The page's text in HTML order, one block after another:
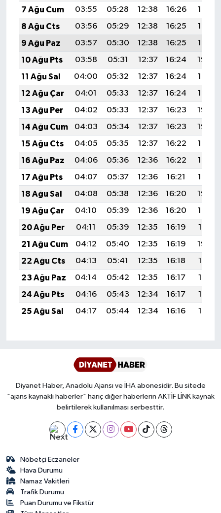
7 Ağu Cum
03:55 05:28 12:38 16:26
19:37
8 Ağu Cts
03:56 05:29 12:38 16:25
19:36
9 Ağu Paz
03:57 05:30 12:38 16:25
19:35
10 Ağu Pts
03:58 05:31 12:37 16:24
19:34
11 Ağu Sal
04:00 05:32 12:37 16:24
19:33
12 Ağu Çar
04:01 05:33 12:37 16:24
19:32
13 Ağu Per
04:02 05:33 12:37 16:23
19:30
14 Ağu Cum
04:03 05:34 12:37 16:23
19:29
15 Ağu Cts
04:05 05:35 12:37 16:22
19:28
16 Ağu Paz
04:06 05:36 12:36 16:22
19:27
17 Ağu Pts
04:07 05:37 12:36 16:21
19:25
18 Ağu Sal
04:08 05:38 12:36 16:20
19:24
19 Ağu Çar
04:10 05:39 12:36 16:20
19:23
20 Ağu Per
04:11 05:39 12:35 16:19
19:21
21 Ağu Cum
04:12 05:40 12:35 16:19
19:20
22 Ağu Cts
04:13 05:41 12:35 16:18
19:19
23 Ağu Paz
04:14 05:42 12:35 16:17
19:17
24 Ağu Pts
04:16 05:43 12:34 16:17
19:16
25 Ağu Sal
04:17 05:44 12:34 16:16 19:15
Diyanet Haber, Anadolu Ajansı ve İHA abonesidir. Bu sitede
"ajans kaynaklı haberler" hariç diğer haberlerin AKTİF LİNK kaynak
belirtilerek kullanılması serbesttir.
Nöbetçi Eczaneler
Hava Durumu
Namaz Vakitleri
Trafik Durumu
Puan Durumu ve Fikstür
Eskişehir Müftülüğü
Gaziantep Müftülüğü
Giresun Müftülüğü
Gümüşhane Müftülüğü
Hakkari Müftülüğü
Hatay Müftülüğü
Iğdır Müftülüğü
Isparta Müftülüğü
İstanbul Müftülüğü
İzmir Müftülüğü
Kahramanmaraş Müftülüğü
Karabük Müftülüğü
Karaman Müftülüğü
Kastamonu Müftülüğü
Kayseri Müftülüğü
Kilis Müftülüğü
Kırıkkale Müftülüğü
Kırklareli Müftülüğü
Kırşehir Müftülüğü
Kocaeli Müftülüğü